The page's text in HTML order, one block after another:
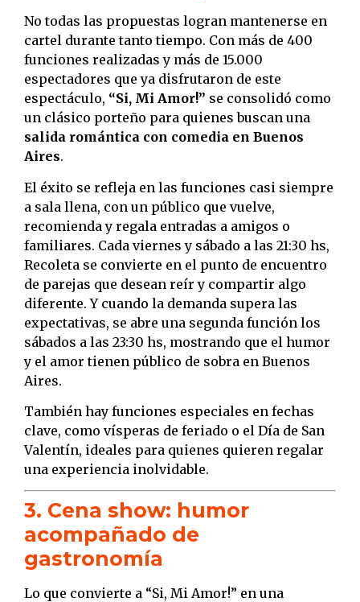
No todas las propuestas logran mantenerse en
cartel durante tanto tiempo. Con más de 400
funciones realizadas y más de 15.000
espectadores que ya disfrutaron de este
espectáculo, “Si, Mi Amor!” se consolidó como
un clásico porteño para quienes buscan una
salida romántica con comedia en Buenos
Aires.
El éxito se refleja en las funciones casi siempre
a sala llena, con un público que vuelve,
recomienda y regala entradas a amigos o
familiares. Cada viernes y sábado a las 21:30 hs,
Recoleta se convierte en el punto de encuentro
de parejas que desean reír y compartir algo
diferente. Y cuando la demanda supera las
expectativas, se abre una segunda función los
sábados a las 23:30 hs, mostrando que el humor
y el amor tienen público de sobra en Buenos
Aires.
También hay funciones especiales en fechas
clave, como vísperas de feriado o el Día de San
Valentín, ideales para quienes quieren regalar
una experiencia inolvidable.
3. Cena show: humor
acompañado de
gastronomía
Lo que convierte a “Si, Mi Amor!” en una